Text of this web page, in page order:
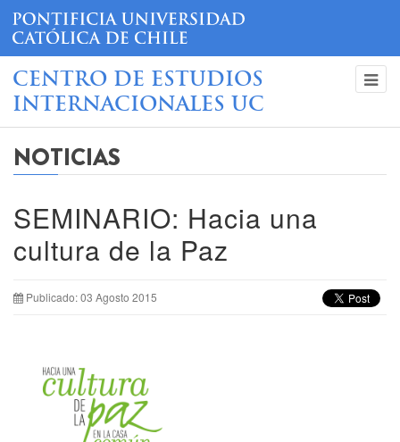
CENTRO DE ESTUDIOS
INTERNACIONALES UC
NOTICIAS
SEMINARIO: Hacia una
cultura de la Paz
Publicado: 03 Agosto 2015